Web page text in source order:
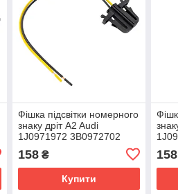
Фішка підсвітки номерного
знаку дріт A2 Audi
1J0971972 3B0972702
158₴
Купити
158